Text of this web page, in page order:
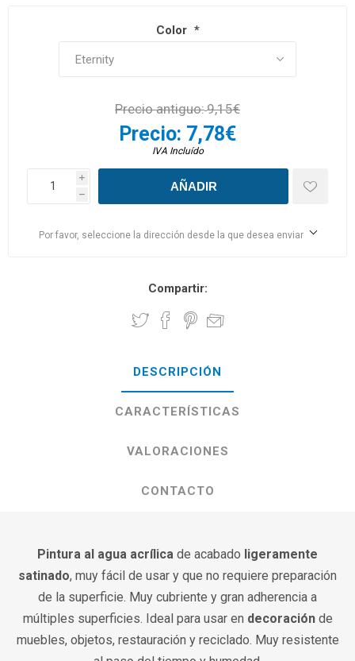
Color *
Precio antiguo:9,15€
Precio: 7,78€
IVA Incluído
i
h
Por favor, seleccione la dirección desde la que desea enviar
Compartir:
DESCRIPCIÓN
CARACTERÍSTICAS
VALORACIONES
CONTACTO
Pintura al agua acrílica de acabado ligeramente
satinado, muy fácil de usar y que no requiere preparación
de la superficie. Muy cubriente y gran adherencia a
múltiples superficies. Ideal para usar en decoración de
muebles, objetos, restauración y reciclado. Muy resistente